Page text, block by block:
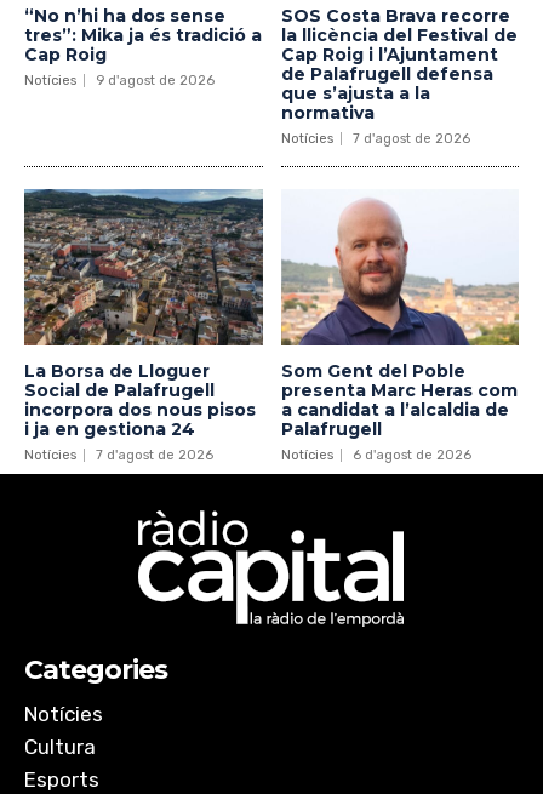
“No n’hi ha dos sense
tres”: Mika ja és tradició a
Cap Roig
Notícies 9 d'agost de 2026
SOS Costa Brava recorre
la llicència del Festival de
Cap Roig i l’Ajuntament
de Palafrugell defensa
que s’ajusta a la
normativa
Notícies 7 d'agost de 2026
La Borsa de Lloguer
Social de Palafrugell
incorpora dos nous pisos
i ja en gestiona 24
Notícies 7 d'agost de 2026
Som Gent del Poble
presenta Marc Heras com
a candidat a l’alcaldia de
Palafrugell
Notícies 6 d'agost de 2026
Categories
Notícies
Cultura
Esports